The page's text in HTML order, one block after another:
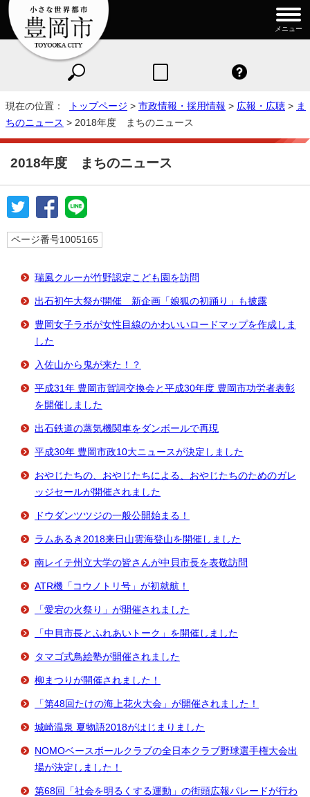
メニュー
現在の位置： トップページ > 市政情報・採用情報 > 広報・広聴 > ま
ちのニュース > 2018年度 まちのニュース
2018年度 まちのニュース
ページ番号1005165
瑞風クルーが竹野認定こども園を訪問
出石初午大祭が開催 新企画「娘狐の初踊り」も披露
豊岡女子ラボが女性目線のかわいいロードマップを作成しま
した
入佐山から鬼が来た！？
平成31年 豊岡市賀詞交換会と平成30年度 豊岡市功労者表彰
を開催しました
出石鉄道の蒸気機関車をダンボールで再現
平成30年 豊岡市政10大ニュースが決定しました
おやじたちの、おやじたちによる、おやじたちのためのガレ
ッジセールが開催されました
ドウダンツツジの一般公開始まる！
ラムあるき2018来日山雲海登山を開催しました
南レイテ州立大学の皆さんが中貝市長を表敬訪問
ATR機「コウノトリ号」が初就航！
「愛宕の火祭り」が開催されました
「中貝市長とふれあいトーク」を開催しました
タマゴ式鳥絵塾が開催されました
柳まつりが開催されました！
「第48回たけの海上花火大会」が開催されました！
城崎温泉 夏物語2018がはじまりました
NOMOベースボールクラブの全日本クラブ野球選手権大会出
場が決定しました！
第68回「社会を明るくする運動」の街頭広報パレードが行わ